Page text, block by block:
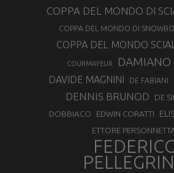
COPPA DEL MONDO DI
COPPA DEL MONDO DI
COPPA DEL MONDO
COURMAYEUR DAMIANO
DAVIDE MAGNINI DE FABIANI
DENNIS BRUNOD DE
DOBBIACO EDWIN CORATTI
ETTORE